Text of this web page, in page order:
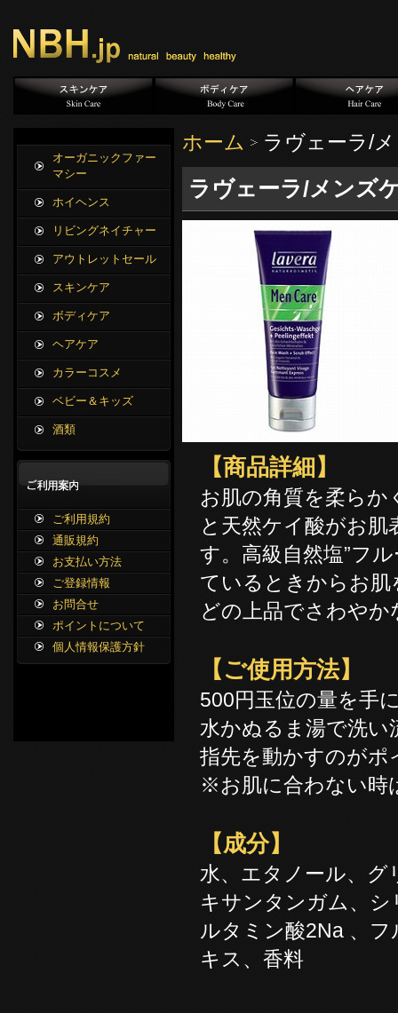
ホーム ラヴェーラ/
ラヴェーラ/メンズ
【商品詳細】
お肌の角質を柔ら
と天然ケイ酸がお
す。高級自然塩”フ
ているときからお
どの上品でさわやか
【ご使用方法】
500円玉位の量を手
水かぬるま湯で洗
指先を動かすのがポ
※お肌に合わない時
【成分】
水、エタノール、グ
キサンタンガム、
ルタミン酸2Na 、
キス、香料
オーガニックファー
マシー
ホイヘンス
リビングネイチャー
アウトレットセール
スキンケア
ボディケア
ヘアケア
カラーコスメ
ベビー＆キッズ
酒類
ご利用規約
通販規約
お支払い方法
ご登録情報
お問合せ
ポイントについて
個人情報保護方針